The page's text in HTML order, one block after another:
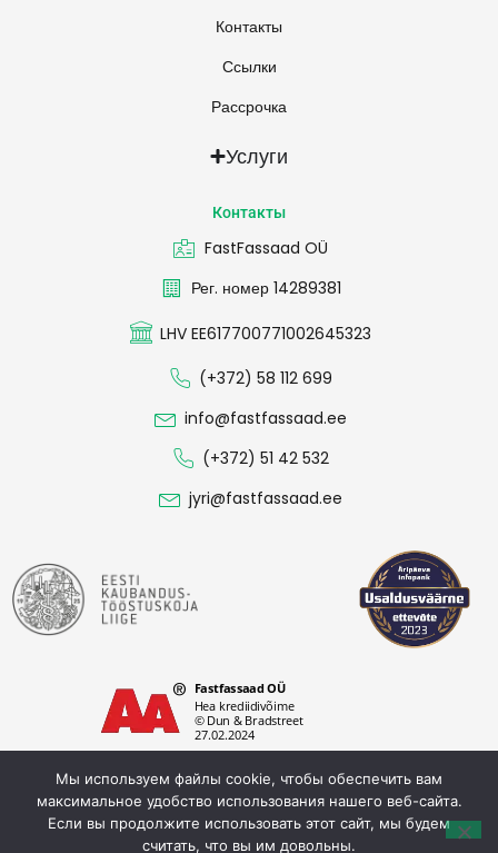
Контакты
Ссылки
Рассрочка
Услуги
Контакты
FastFassaad OÜ
Рег. номер 14289381
LHV EE617700771002645323
(+372) 58 112 699
info@fastfassaad.ee
(+372) 51 42 532
jyri@fastfassaad.ee
Политика конфиденциальности
Мы используем файлы cookie, чтобы обеспечить вам
максимальное удобство использования нашего веб-сайта.
Если вы продолжите использовать этот сайт, мы будем
считать, что вы им довольны.